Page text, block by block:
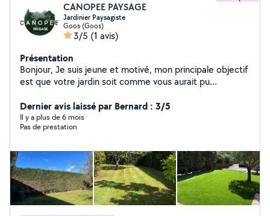
CANOPEE PAYSAGE
Jardinier Paysagiste
Goos (Goos)
3/5 (1 avis)
Présentation
Bonjour, Je suis jeune et motivé, mon principale objectif
est que votre jardin soit comme vous aurait pu
Dernier avis laissé par Bernard : 3/5
Il y a plus de 6 mois
Pas de prestation